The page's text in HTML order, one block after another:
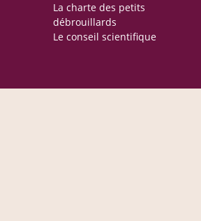
La charte des petits
débrouillards
Le conseil scientifique